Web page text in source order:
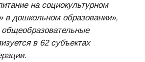
на социокультурном
в дошкольном образовании»,
в 62 субъектах